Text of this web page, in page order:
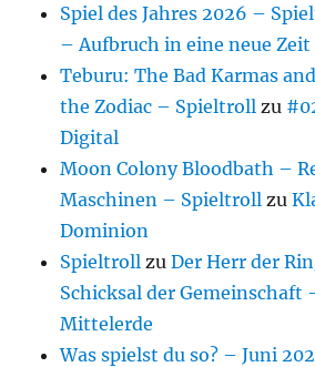
Spiel des Jahres 2026 –
– Aufbruch in eine neue Zeit
Teburu: The Bad Karmas
the Zodiac – Spieltroll zu
Digital
Moon Colony Bloodbath –
Maschinen – Spieltroll zu
Dominion
Spieltroll zuDer Herr der
Schicksal der Gemeinschaft
Mittelerde
Was spielst du so? – Juni